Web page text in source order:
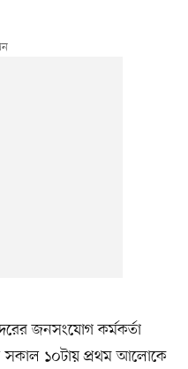
জনসংযোগ কর্মকর্তা
সকাল ১০টায় প্রথম আলোকে